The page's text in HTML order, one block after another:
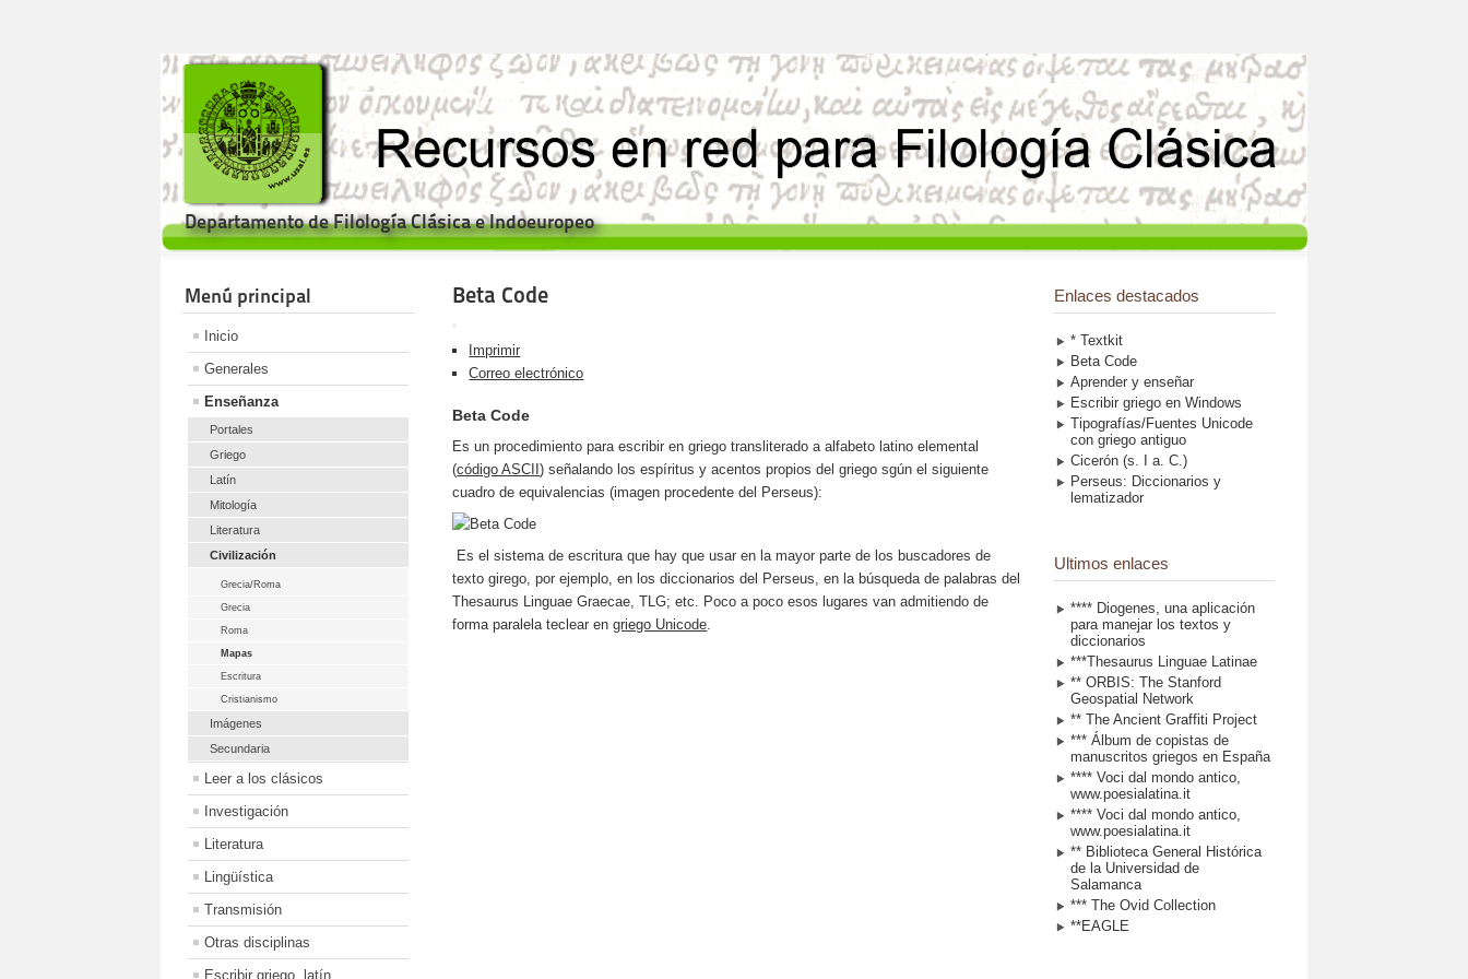
Departamento de Filología Clásica e Indoeuropeo
Menú principal
Inicio
Generales
Enseñanza
Portales
Griego
Latín
Mitología
Literatura
Civilización
Grecia/Roma
Grecia
Roma
Mapas
Escritura
Cristianismo
Imágenes
Secundaria
Leer a los clásicos
Investigación
Literatura
Lingüística
Transmisión
Otras disciplinas
Escribir griego, latín
Beta Code
Imprimir
Correo electrónico
Beta Code
Es un procedimiento para escribir en griego transliterado a alfabeto latino elemental
(código ASCII) señalando los espíritus y acentos propios del griego sgún el siguiente
cuadro de equivalencias (imagen procedente del Perseus):
Es el sistema de escritura que hay que usar en la mayor parte de los buscadores de
texto girego, por ejemplo, en los diccionarios del Perseus, en la búsqueda de palabras del
Thesaurus Linguae Graecae, TLG; etc. Poco a poco esos lugares van admitiendo de
forma paralela teclear engriego Unicode
Enlaces destacados
* Textkit
Beta Code
Aprender y enseñar
Escribir griego en Windows
Tipografías/Fuentes Unicode
con griego antiguo
Cicerón (s. I a. C.)
Perseus: Diccionarios y
lematizador
Ultimos enlaces
**** Diogenes, una aplicación
para manejar los textos y
diccionarios
***Thesaurus Linguae Latinae
** ORBIS: The Stanford
Geospatial Network
** The Ancient Graffiti Project
*** Álbum de copistas de
manuscritos griegos en España
**** Voci dal mondo antico,
www.poesialatina.it
**** Voci dal mondo antico,
www.poesialatina.it
** Biblioteca General Histórica
de la Universidad de
Salamanca
*** The Ovid Collection
**EAGLE